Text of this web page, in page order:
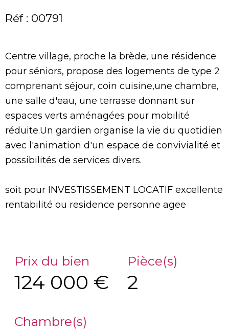
Réf : 00791
Centre village, proche la brède, une résidence
pour séniors, propose des logements de type 2
comprenant séjour, coin cuisine,une chambre,
une salle d'eau, une terrasse donnant sur
espaces verts aménagées pour mobilité
réduite.Un gardien organise la vie du quotidien
avec l'animation d'un espace de convivialité et
possibilités de services divers.
soit pour INVESTISSEMENT LOCATIF excellente
rentabilité ou residence personne agee
Prix du bien
124 000 €
Pièce(s)
2
Chambre(s)